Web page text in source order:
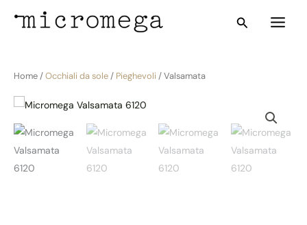
Cerca
Home /Occhiali da sole / Pieghevoli / Valsamata